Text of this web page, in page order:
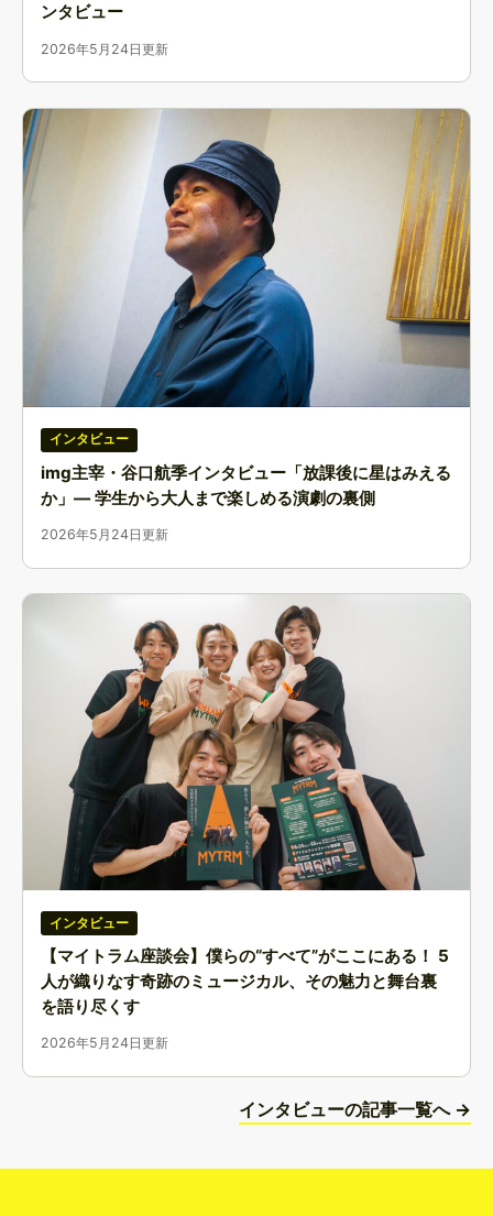
ンタビュー
2026年5月24日更新
インタビュー
img主宰・谷口航季インタビュー「放課後に星はみえる
か」― 学生から大人まで楽しめる演劇の裏側
2026年5月24日更新
インタビュー
【マイトラム座談会】僕らの“すべて”がここにある！ 5
人が織りなす奇跡のミュージカル、その魅力と舞台裏
を語り尽くす
2026年5月24日更新
インタビューの記事一覧へ →